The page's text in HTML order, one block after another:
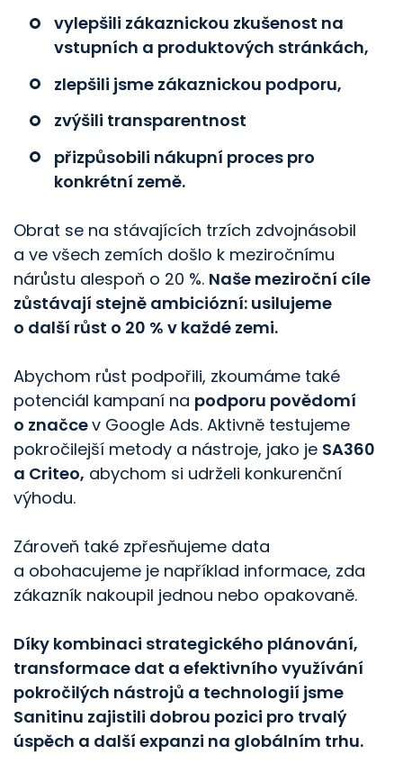
vylepšili zákaznickou zkušenost na
vstupních a produktových stránkách,
zlepšili jsme zákaznickou podporu,
zvýšili transparentnost
přizpůsobili nákupní proces pro
konkrétní země.
Obrat se na stávajících trzích zdvojnásobil
a ve všech zemích došlo k meziročnímu
nárůstu alespoň o 20 %. Naše meziroční cíle
zůstávají stejně ambiciózní: usilujeme
o další růst o 20 % v každé zemi.
Abychom růst podpořili, zkoumáme také
potenciál kampaní na podporu povědomí
o značcev Google Ads. Aktivně testujeme
pokročilejší metody a nástroje, jako je SA360
a Criteo, abychom si udrželi konkurenční
výhodu.
Zároveň také zpřesňujeme data
a obohacujeme je například informace, zda
zákazník nakoupil jednou nebo opakovaně.
Díky kombinaci strategického plánování,
transformace dat a efektivního využívání
pokročilých nástrojů a technologií jsme
Sanitinu zajistili dobrou pozici pro trvalý
úspěch a další expanzi na globálním trhu.